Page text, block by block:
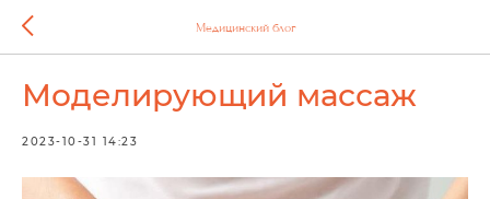
Медицинский блог
Моделирующий массаж
2023-10-31 14:23